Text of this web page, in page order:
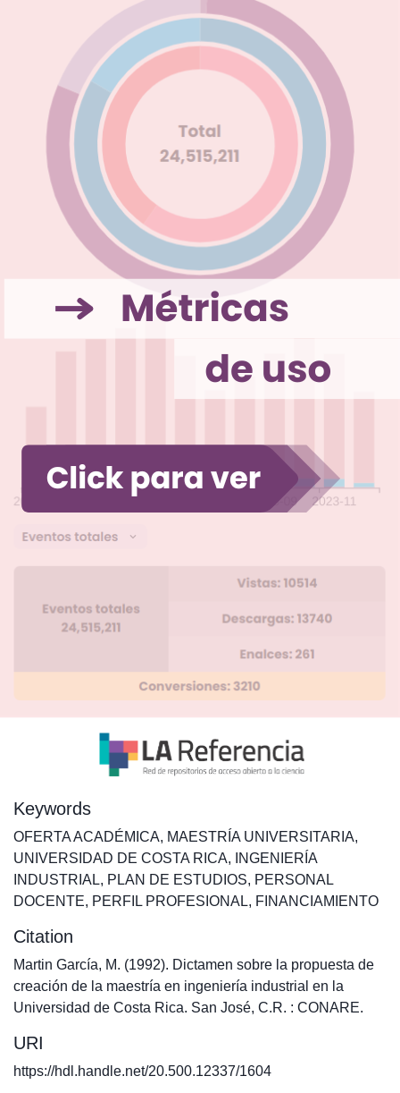
Keywords
OFERTA ACADÉMICA, MAESTRÍA UNIVERSITARIA,
UNIVERSIDAD DE COSTA RICA,
INGENIERÍA
INDUSTRIAL, PLAN DE ESTUDIOS, PERSONAL
DOCENTE, PERFIL PROFESIONAL, FINANCIAMIENTO
Citation
Martin García, M. (1992). Dictamen sobre la propuesta de
creación de la maestría en ingeniería industrial en la
Universidad de Costa Rica. San José, C.R. : CONARE.
URI
https://hdl.handle.net/20.500.12337/1604